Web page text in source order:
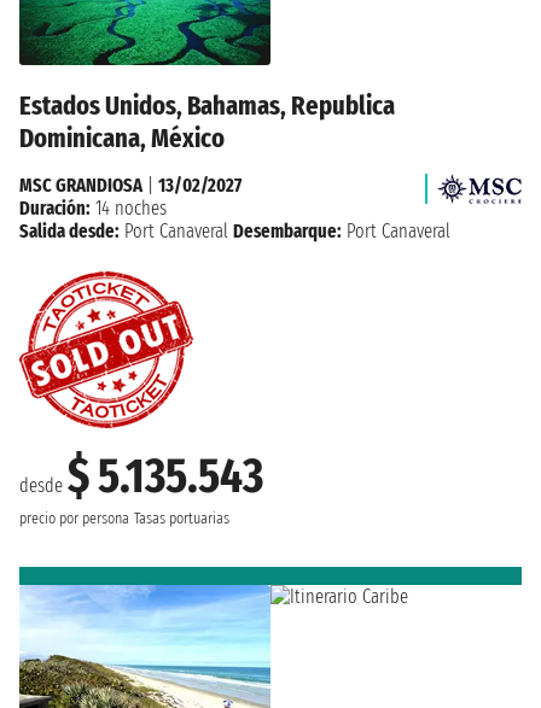
Estados Unidos, Bahamas, Republica
Dominicana, México
desde $ 5.135.543
precio por persona Tasas portuarias
MSC GRANDIOSA| 13/02/2027
Duración: 14 noches
Salida desde: Port Canaveral Desembarque: Port Canaveral